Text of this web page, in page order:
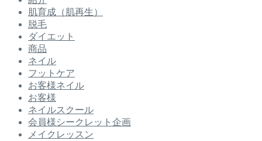
肌育成（肌再生）
脱毛
ダイエット
商品
ネイル
フットケア
お客様ネイル
お客様
ネイルスクール
会員様シークレット企画
メイクレッスン